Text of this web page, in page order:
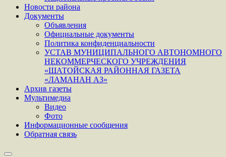
Новости района
Документы
Объявления
Официальные документы
Политика конфиденциальности
УСТАВ МУНИЦИПАЛЬНОГО АВТОНОМНОГО
НЕКОММЕРЧЕСКОГО УЧРЕЖДЕНИЯ
«ШАТОЙСКАЯ РАЙОННАЯ ГАЗЕТА
«ЛАМАНАН АЗ»
Архив газеты
Мультимедиа
Видео
Фото
Информационные сообщения
Обратная связь